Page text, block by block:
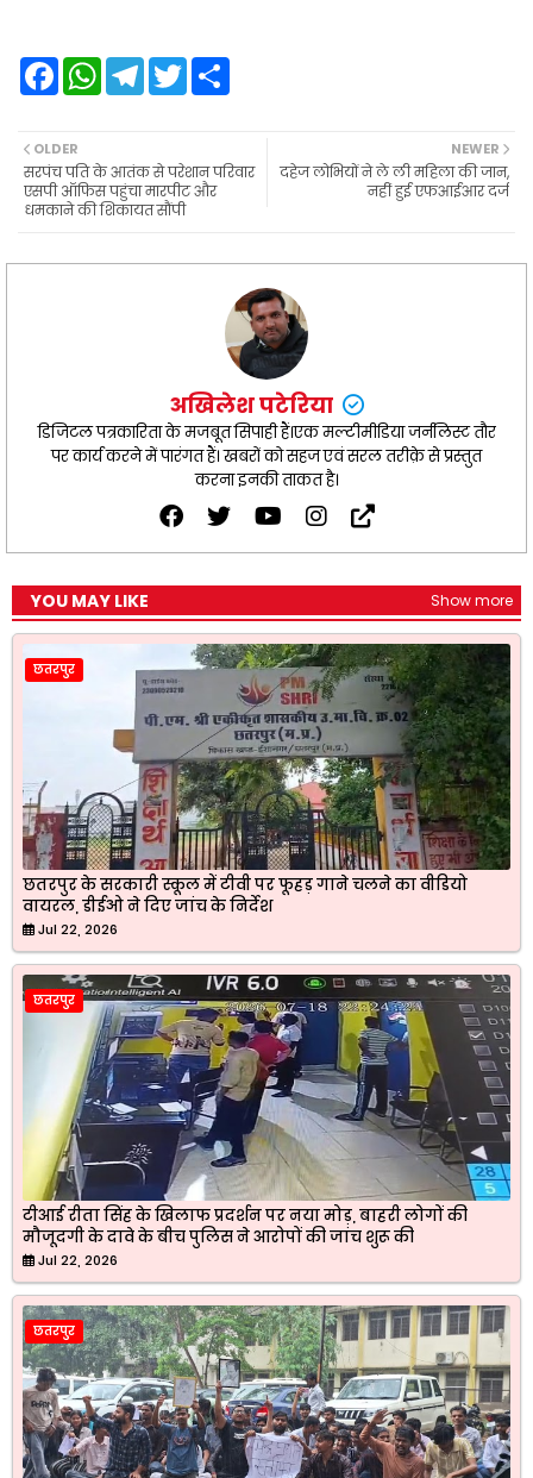
F
a
b
o
o
k
W
A
p
p
T
e
r
a
m
T
w
e
r
NEWER
दहेज लोभियों ने ले ली महिला की जान,
नहीं हुई एफआईआर दर्ज
OLDER
सरपंच पति के आतंक से परेशान परिवार
एसपी ऑफिस पहुंचा मारपीट और
धमकाने की शिकायत सौंपी
अखिलेश पटेरिया
डिजिटल पत्रकारिता के मजबूत सिपाही हैं।एक मल्टीमीडिया जर्नलिस्ट तौर
पर कार्य करने में पारंगत हैं। खबरों को सहज एवं सरल तरीक़े से प्रस्तुत
करना इनकी ताकत है।
YOU MAY LIKE Show more
छतरपुर
छतरपुर के सरकारी स्कूल में टीवी पर फूहड़ गाने चलने का वीडियो
वायरल, डीईओ ने दिए जांच के निर्देश
Jul 22, 2026
छतरपुर
टीआई रीता सिंह के खिलाफ प्रदर्शन पर नया मोड़, बाहरी लोगों की
मौजूदगी के दावे के बीच पुलिस ने आरोपों की जांच शुरू की
Jul 22, 2026
छतरपुर